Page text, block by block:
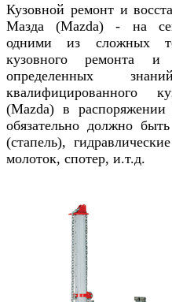
Кузовной ремонт и
Мазда (Mazda)- на
одними из сложных
кузовного ремонта
определенных
квалифицированного
(Mazda) в распоряжении
обязательно должно
(стапель),
молоток, спотер, и.т.д.